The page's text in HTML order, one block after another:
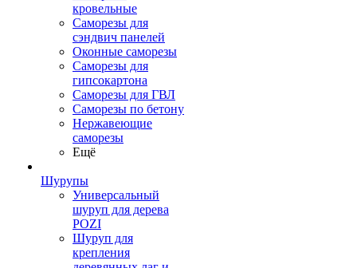
кровельные
Саморезы для
сэндвич панелей
Оконные саморезы
Саморезы для
гипсокартона
Саморезы для ГВЛ
Саморезы по бетону
Нержавеющие
саморезы
Ещё
Шурупы
Универсальный
шуруп для дерева
POZI
Шуруп для
крепления